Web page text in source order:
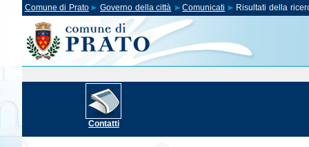
Comune di Prato Governo della città Comunicati Risultati della
Contatti